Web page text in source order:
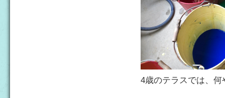
4歳のテラスでは、